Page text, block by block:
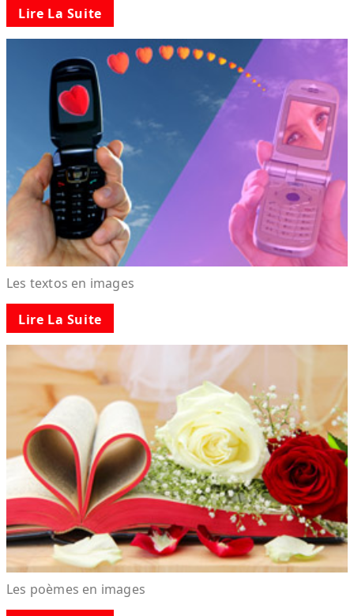
Lire La Suite
Les textos en images
Lire La Suite
Les poèmes en images